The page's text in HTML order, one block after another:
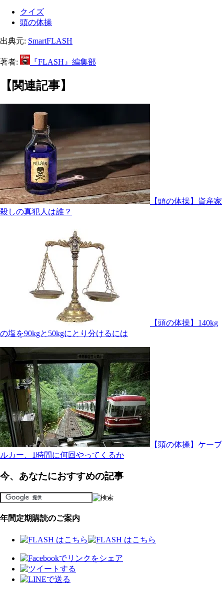
クイズ
頭の体操
出典元: SmartFLASH
著者: 『FLASH』編集部
【関連記事】
【頭の体操】資産家
殺しの真犯人は誰？
【頭の体操】140kg
の塩を90kgと50kgにとり分けるには
【頭の体操】ケーブ
ルカー、1時間に何回やってくるか
今、あなたにおすすめの記事
年間定期購読のご案内